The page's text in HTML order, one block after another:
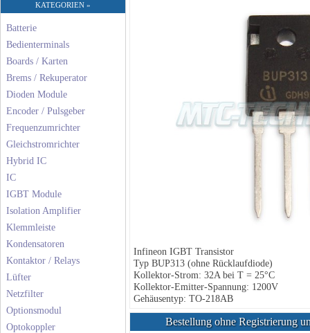
KATEGORIEN »
Batterie
Bedienterminals
Boards / Karten
Brems / Rekuperator
Dioden Module
Encoder / Pulsgeber
Frequenzumrichter
Gleichstromrichter
Hybrid IC
IC
IGBT Module
Isolation Amplifier
Klemmleiste
Kondensatoren
Kontaktor / Relays
Lüfter
Netzfilter
Optionsmodul
Optokoppler
Infineon IGBT Transistor
Typ BUP313 (ohne Rücklaufdiode)
Kollektor-Strom: 32A bei T = 25°C
Kollektor-Emitter-Spannung: 1200V
Gehäusentyp: TO-218AB
Bestellung ohne Registrierung